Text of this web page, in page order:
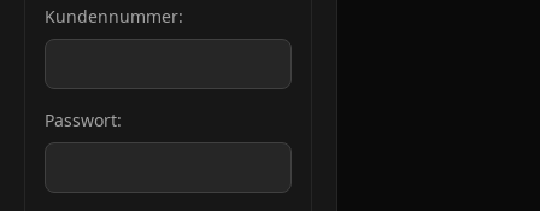
Kundennummer:
Passwort: